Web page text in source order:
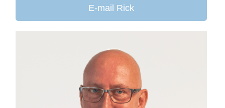
E-mail Rick